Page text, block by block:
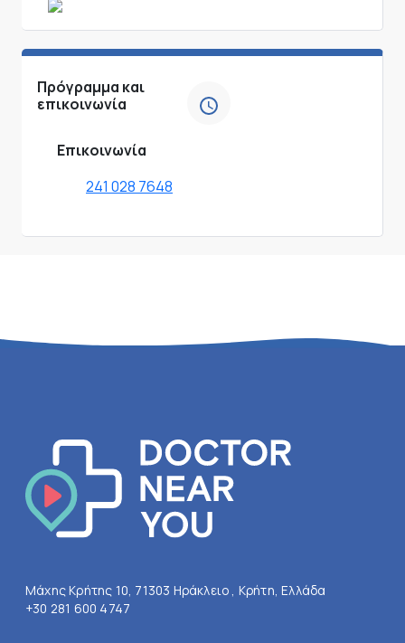
Πρόγραμμα και
επικοινωνία
Επικοινωνία
241 028 7648
Μάχης Κρήτης 10, 71303 Ηράκλειο , Κρήτη, Ελλάδα
+30 281 600 4747